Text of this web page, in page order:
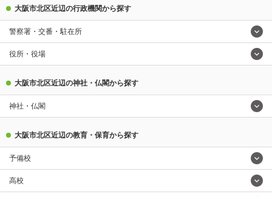
大阪市北区近辺の行政機関から探す
警察署・交番・駐在所
役所・役場
大阪市北区近辺の神社・仏閣から探す
神社・仏閣
大阪市北区近辺の教育・保育から探す
予備校
高校